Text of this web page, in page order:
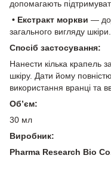
допомагають
• Екстракт моркви —
загального вигляду шкіри.
Спосіб застосування:
Нанести кілька крапель
шкіру. Дати йому
використання вранці та
Об’єм:
30 мл
Виробник:
Pharma Research Bio